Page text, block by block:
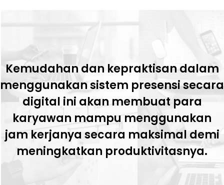
Kemudahan dan kepraktisan dalam
menggunakan sistem presensi secara
digital ini akan membuat para
karyawan mampu menggunakan
jam kerjanya secara maksimal demi
meningkatkan produktivitasnya.